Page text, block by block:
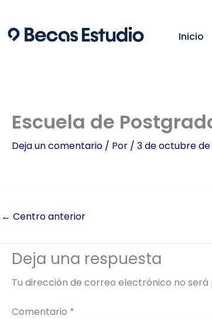
contenido
Inicio
Escuela de
Deja un comentario / Por / 3 de octubre de
← Centro anterior
Deja una respuesta
Tu dirección de correo electrónico no será
Comentario *